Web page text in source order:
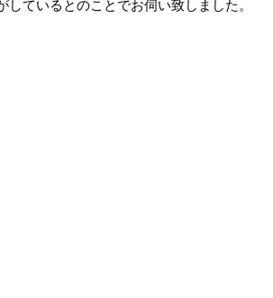
しているとのことでお伺い致しました。